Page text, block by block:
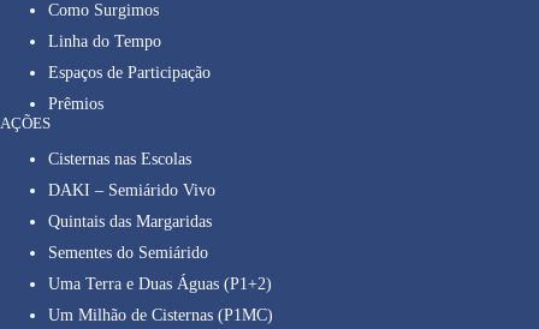
Como Surgimos
Linha do Tempo
Espaços de Participação
Prêmios
AÇÕES
Cisternas nas Escolas
DAKI – Semiárido Vivo
Quintais das Margaridas
Sementes do Semiárido
Uma Terra e Duas Águas (P1+2)
Um Milhão de Cisternas (P1MC)